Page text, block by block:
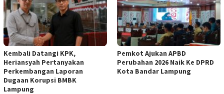
Kembali Datangi KPK,
Heriansyah Pertanyakan
Perkembangan Laporan
Dugaan Korupsi BMBK
Lampung
Pemkot Ajukan APBD
Perubahan 2026 Naik Ke DPRD
Kota Bandar Lampung